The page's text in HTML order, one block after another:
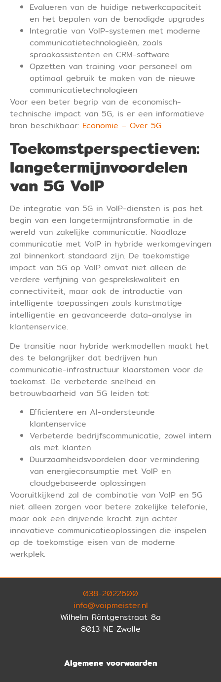
Evalueren van de huidige netwerkcapaciteit
en het bepalen van de benodigde upgrades
Integratie van VoIP-systemen met moderne
communicatietechnologieën, zoals
spraakassistenten en CRM-software
Opzetten van training voor personeel om
optimaal gebruik te maken van de nieuwe
communicatietechnologieën
Voor een beter begrip van de economisch-
technische impact van 5G, is er een informatieve
bron beschikbaar: Economie – Over 5G.
Toekomstperspectieven:
langetermijnvoordelen
van 5G VoIP
De integratie van 5G in VoIP-diensten is pas het
begin van een langetermijntransformatie in de
wereld van zakelijke communicatie. Naadloze
communicatie met VoIP in hybride werkomgevingen
zal binnenkort standaard zijn. De toekomstige
impact van 5G op VoIP omvat niet alleen de
verdere verfijning van gesprekskwaliteit en
connectiviteit, maar ook de introductie van
intelligente toepassingen zoals kunstmatige
intelligentie en geavanceerde data-analyse in
klantenservice.
De transitie naar hybride werkmodellen maakt het
des te belangrijker dat bedrijven hun
communicatie-infrastructuur klaarstomen voor de
toekomst. De verbeterde snelheid en
betrouwbaarheid van 5G leiden tot:
Efficiëntere en AI-ondersteunde
klantenservice
Verbeterde bedrijfscommunicatie, zowel intern
als met klanten
Duurzaamheidsvoordelen door vermindering
van energieconsumptie met VoIP en
cloudgebaseerde oplossingen
Vooruitkijkend zal de combinatie van VoIP en 5G
niet alleen zorgen voor betere zakelijke telefonie,
maar ook een drijvende kracht zijn achter
innovatieve communicatieoplossingen die inspelen
op de toekomstige eisen van de moderne
werkplek.
038-2022600
info@voipmeister.nl
Wilhelm Röntgenstraat 8a
8013 NE Zwolle
Algemene voorwaarden